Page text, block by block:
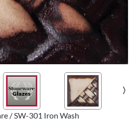
/ SW-301 Iron Wash